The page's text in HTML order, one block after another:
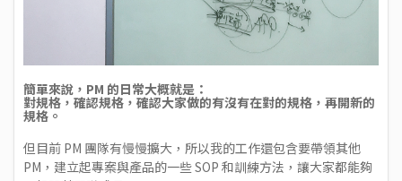
簡單來說，PM 的日常大概就是：
對規格，確認規格，確認大家做的有沒有在對的規格，再開新的
規格。
但目前 PM 團隊有慢慢擴大，所以我的工作還包含要帶領其他
PM，建立起專案與產品的一些 SOP 和訓練方法，讓大家都能夠